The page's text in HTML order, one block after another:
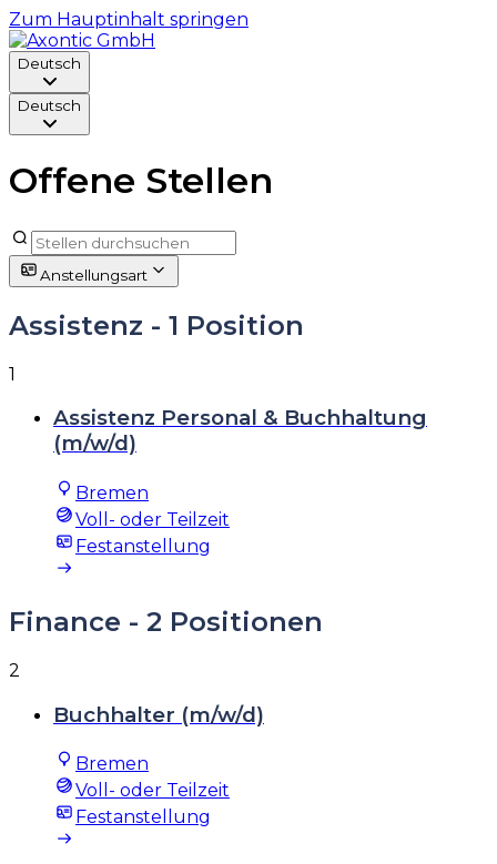
Zum Hauptinhalt springen
Deutsch
Deutsch
Offene Stellen
Anstellungsart
Assistenz - 1 Position
1
Assistenz Personal & Buchhaltung
(m/w/d)
Bremen
Voll- oder Teilzeit
Festanstellung
Finance - 2 Positionen
2
Buchhalter (m/w/d)
Bremen
Voll- oder Teilzeit
Festanstellung